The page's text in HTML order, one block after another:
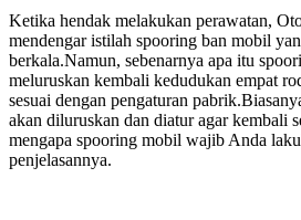
Ketika hendak melakukan perawatan,
mendengar istilah spooring ban mobil
berkala.Namun, sebenarnya apa itu
meluruskan kembali kedudukan empat
sesuai dengan pengaturan
akan diluruskan dan diatur agar kembali
mengapa spooring mobil wajib Anda
penjelasannya.